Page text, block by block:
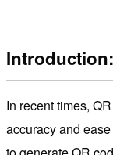
Introduction:
In recent times,
accuracy and